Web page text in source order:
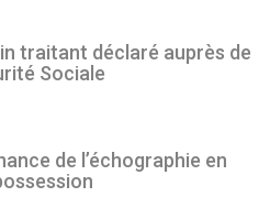
traitant déclaré auprès de
Sociale
de l’échographie en